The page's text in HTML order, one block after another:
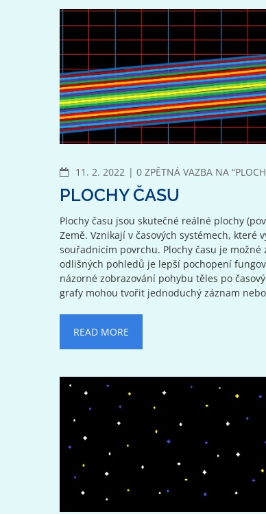
11. 2. 2022 KOMENTÁŘE
0 ZPĚTNÁ VAZBA NA
PLOCHY ČASU
Plochy času jsou skutečné reálné plochy
Země. Vznikají v časových systémech,
souřadnicím povrchu. Plochy času je
odlišných pohledů je lepší pochopení
názorné zobrazování pohybu těles po
grafy mohou tvořit jednoduchý záznam
READ MORE